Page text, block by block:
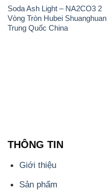
Soda Ash Light – NA2CO3 2
Vòng Tròn Hubei Shuanghuan
Trung Quốc China
THÔNG TIN
Giới thiệu
Sản phẩm